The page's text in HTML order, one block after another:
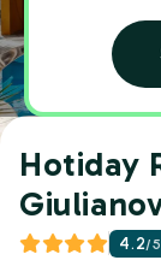
Hotiday
4.2/5